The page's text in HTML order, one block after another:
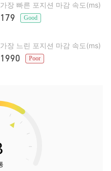
가장 빠른 포지션 마감 속도(ms)
179 Good
가장 느린 포지션 마감 속도(ms)
1990 Poor